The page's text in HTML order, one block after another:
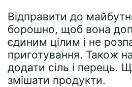
Відправити до
борошно, щоб вона
єдиним цілим і не
приготування. Також
додати сіль і перець.
змішати продукти.